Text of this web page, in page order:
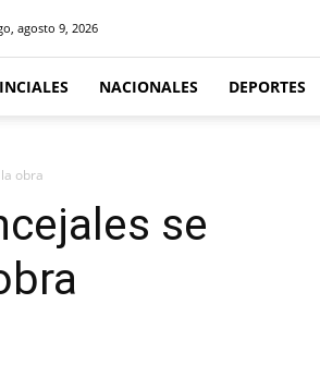
agosto 9, 2026
NACIONALES DEPORTES
obra
se